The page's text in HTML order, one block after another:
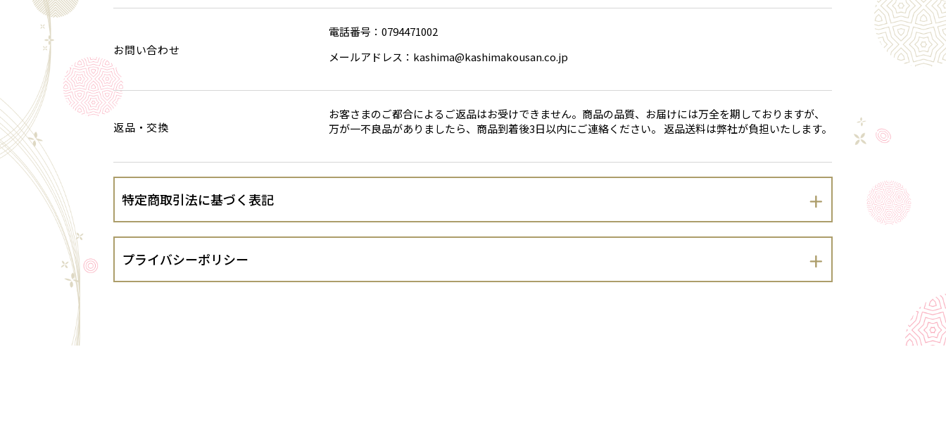
お問い合わせ
電話番号：0794471002
メールアドレス：kashima@kashimakousan.co.jp
返品・交換
お客さまのご都合によるご返品はお受けできません。商品の品質、お届けには万全を期しておりますが、
万が一不良品がありましたら、商品到着後3日以内にご連絡ください。 返品送料は弊社が負担いたします。
特定商取引法に基づく表記
プライバシーポリシー